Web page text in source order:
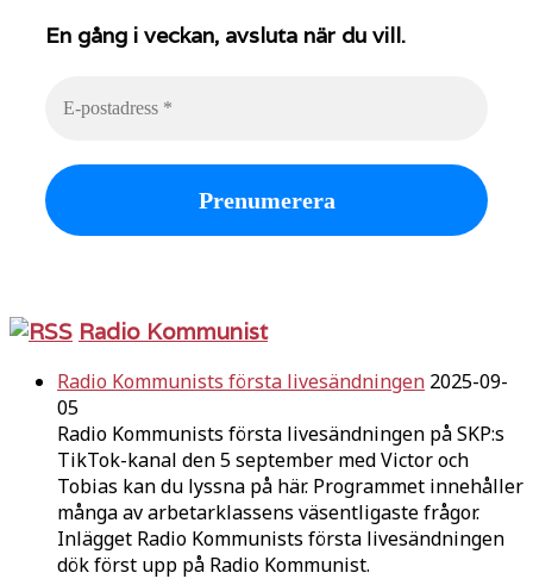
En gång i veckan, avsluta när du vill.
Radio Kommunist
Radio Kommunists första livesändningen 2025-09-
05
Radio Kommunists första livesändningen på SKP:s
TikTok-kanal den 5 september med Victor och
Tobias kan du lyssna på här. Programmet innehåller
många av arbetarklassens väsentligaste frågor.
Inlägget Radio Kommunists första livesändningen
dök först upp på Radio Kommunist.